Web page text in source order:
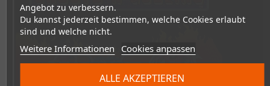
Angebot zu verbessern.
Du kannst jederzeit bestimmen, welche Cookies erlaubt
sind und welche nicht.
Weitere Informationen Cookies anpassen
ALLE AKZEPTIEREN